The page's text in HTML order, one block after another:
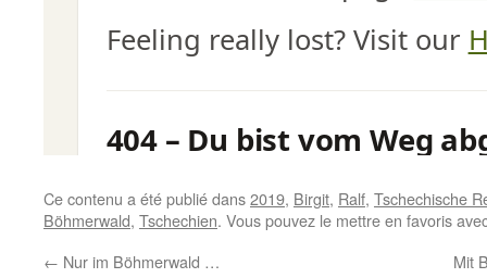
Ce contenu a été publié dans2019, Birgit, Ralf, Tschechische
Böhmerwald, Tschechien. Vous pouvez le mettre en favoris
← Nur im Böhmerwald … Mit